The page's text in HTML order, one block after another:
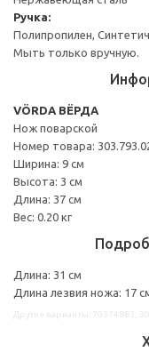
Ручка:
Полипропилен,
Мыть только вручную.
VÖRDA ВЁРДА
Нож поварской
Номер товара:
Ширина: 9 см
Высота: 3 см
Длина: 37 см
Вес: 0.20 кг
Длина: 31 см
Длина лезвия ножа: 17